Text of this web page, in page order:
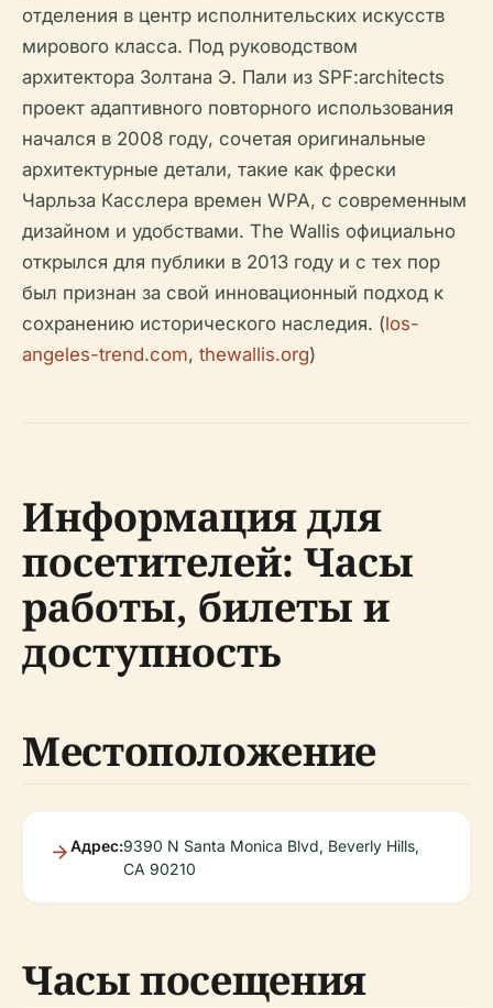
отделения в центр исполнительских искусств
мирового класса. Под руководством
архитектора Золтана Э. Пали из SPF:architects
проект адаптивного повторного использования
начался в 2008 году, сочетая оригинальные
архитектурные детали, такие как фрески
Чарльза Касслера времен WPA, с современным
дизайном и удобствами. The Wallis официально
открылся для публики в 2013 году и с тех пор
был признан за свой инновационный подход к
сохранению исторического наследия. (los-
angeles-trend.com, thewallis.org)
Информация для
посетителей: Часы
работы, билеты и
доступность
Местоположение
Адрес:9390 N Santa Monica Blvd, Beverly Hills,
CA 90210
Часы посещения